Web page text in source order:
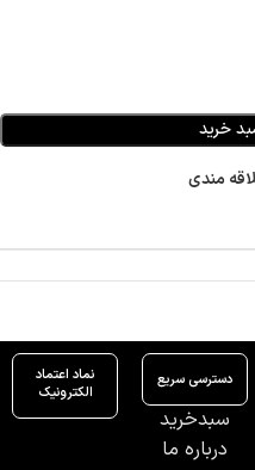
خرید
مندی
دسترسی سریع
سبدخرید
درباره ما
نماد اعتماد
الکترونیک